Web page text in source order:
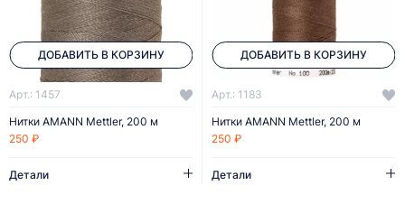
ДОБАВИТЬ В КОРЗИНУ
Арт.: 1457
Нитки AMANN Mettler, 200 м
250 ₽
Детали
ДОБАВИТЬ В КОРЗИНУ
Арт.: 1183
Нитки AMANN Mettler, 200 м
250 ₽
Детали